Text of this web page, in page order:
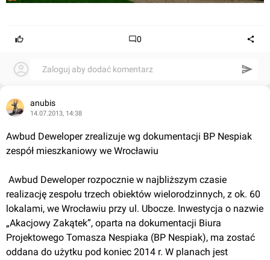
0
Zaloguj aby dodać komentarz
anubis
14.07.2013, 14:38
Awbud Deweloper zrealizuje wg dokumentacji BP Nespiak
zespół mieszkaniowy we Wrocławiu
realizację zespołu trzech obiektów wielorodzinnych, z ok. 60
lokalami, we Wrocławiu przy ul. Ubocze. Inwestycja o nazwie
„Akacjowy Zakątek”, oparta na dokumentacji Biura
Projektowego Tomasza Nespiaka (BP Nespiak), ma zostać
oddana do użytku pod koniec 2014 r. W planach jest